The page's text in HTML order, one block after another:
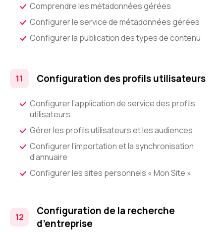
Comprendre les métadonnées gérées
Configurer le service de métadonnées gérées
Configurer la publication des types de contenu
Configuration des profils utilisateurs
Configurer l’application de service des profils
utilisateurs
Gérer les profils utilisateurs et les audiences
Configurer l’importation et la synchronisation
d’annuaire
Configurer les sites personnels « Mon Site »
Configuration de la recherche
d’entreprise